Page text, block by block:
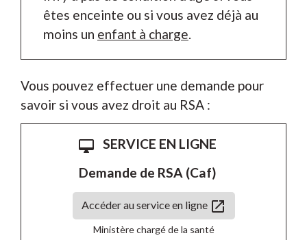
êtes enceinte ou si vous avez déjà au
moins un enfant à charge.
Vous pouvez effectuer une demande pour
savoir si vous avez droit au RSA :
desktop_mac SERVICE EN LIGNE
Demande de RSA (Caf)
Accéder au service en ligne open_in_new
Ministère chargé de la santé